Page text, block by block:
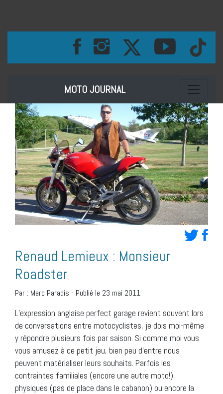
MOTO JOURNAL Toggle
Renaud Lemieux : Monsieur
Roadster
Par : Marc Paradis - Publié le 23 mai 2011
L’expression anglaise perfect garage revient souvent lors
de conversations entre motocyclistes, je dois moi-même
y répondre plusieurs fois par saison. Si comme moi vous
vous amusez à ce petit jeu, bien peu d’entre nous
peuvent matérialiser leurs souhaits. Parfois les
contraintes familiales (encore une autre moto!),
physiques (pas de place dans le cabanon) ou encore la